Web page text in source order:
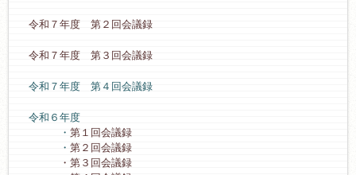
令和７年度 第２回会議録
令和７年度 第３回会議録
令和７年度 第４回会議録
令和６年度
・第１回会議録
・第２回会議録
・第３回会議録